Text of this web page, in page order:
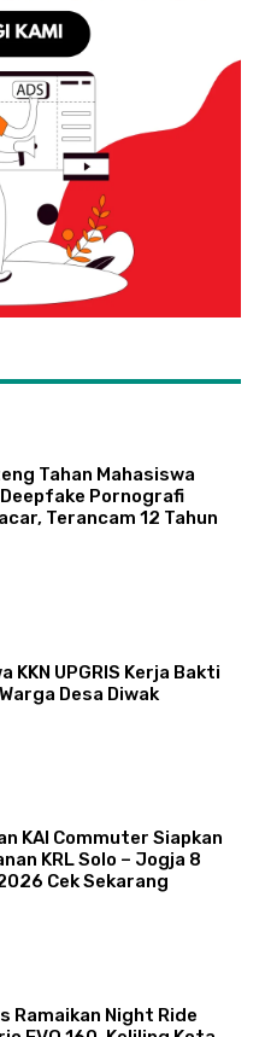
Tahan Mahasiswa
Pornografi
Terancam 12 Tahun
KKN UPGRIS Kerja Bakti
Desa Diwak
KAI Commuter Siapkan
KRL Solo – Jogja 8
Cek Sekarang
Ramaikan Night Ride